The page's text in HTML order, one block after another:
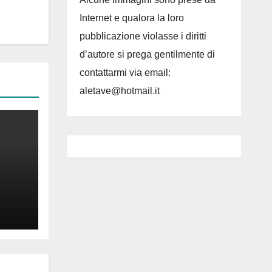
Internet e qualora la loro
pubblicazione violasse i diritti
d’autore si prega gentilmente di
contattarmi via email:
aletave@hotmail.it